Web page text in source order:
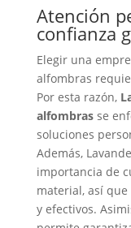
Atención
confianza
Elegir una
alfombras
Por esta razón,
alfombrasse
soluciones
Además,
importancia de
material, así
y efectivos.